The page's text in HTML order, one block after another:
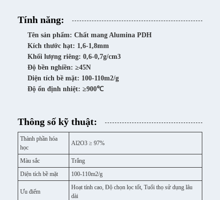
Tính năng:
Tên sản phẩm: Chất mang Alumina PDH
Kích thước hạt: 1,6-1,8mm
Khối lượng riêng: 0,6-0,7g/cm3
Độ bền nghiền: ≥45N
Diện tích bề mặt: 100-110m2/g
Độ ổn định nhiệt: ≥900℃
Thông số kỹ thuật:
Thành phần hóa
học
Al2O3 ≥ 97%
Màu sắc
Trắng
Diện tích bề mặt
100-110m2/g
Ưu điểm
Hoạt tính cao, Độ chọn lọc tốt, Tuổi thọ sử dụng lâu
dài